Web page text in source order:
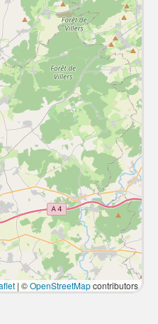
| ©OpenStreetMapcontributors